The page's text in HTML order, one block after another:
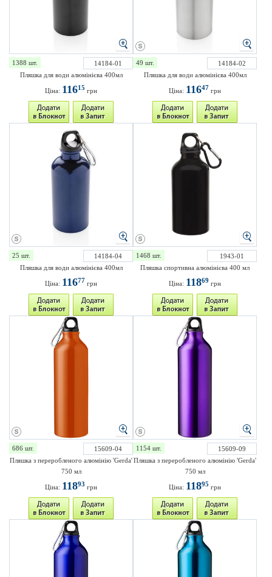
1388 шт.
14184-01
Пляшка для води алюмінієва 400мл
Ціна: 11615 грн
49 шт.
14184-02
Пляшка для води алюмінієва 400мл
Ціна: 11647 грн
25 шт.
14184-04
Пляшка для води алюмінієва 400мл
Ціна: 11677 грн
1468 шт.
1943-01
Пляшка спортивна алюмінієва 400 мл
Ціна: 11869 грн
686 шт.
15609-04
Пляшка з переробленого алюмінію 'Gerda'
750 мл
Ціна: 11893 грн
1154 шт.
15609-09
Пляшка з переробленого алюмінію 'Gerda'
750 мл
Ціна: 11895 грн